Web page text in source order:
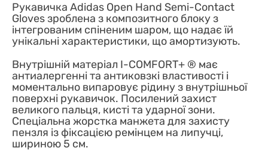
Рукавичка Adidas Open Hand Semi-Contact
Gloves зроблена з композитного блоку з
інтегрованим спіненим шаром, що надає їй
унікальні характеристики, що амортизують.
Внутрішній матеріал I-COMFORT+ ® має
антиалергенні та антиковзкі властивості і
моментально випаровує рідину з внутрішньої
поверхні рукавичок. Посилений захист
великого пальця, кисті та ударної зони.
Спеціальна жорстка манжета для захисту
пензля із фіксацією ремінцем на липучці,
шириною 5 см.